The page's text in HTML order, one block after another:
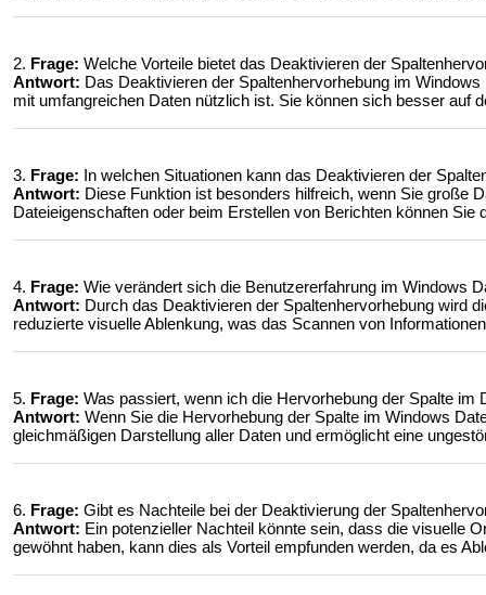
2. Frage: Welche Vorteile bietet das Deaktivieren der
Antwort: Das Deaktivieren der Spaltenhervorhebung im
mit umfangreichen Daten nützlich ist. Sie können sich besser auf
3. Frage: In welchen Situationen kann das Deaktivieren der
Antwort: Diese Funktion ist besonders hilfreich, wenn Sie große
Dateieigenschaften oder beim Erstellen von Berichten können Sie
4. Frage: Wie verändert sich die Benutzererfahrung im Windows
Antwort: Durch das Deaktivieren der Spaltenhervorhebung wird
reduzierte visuelle Ablenkung, was das Scannen von
5. Frage: Was passiert, wenn ich die Hervorhebung der Spalte im
Antwort: Wenn Sie die Hervorhebung der Spalte im Windows
gleichmäßigen Darstellung aller Daten und ermöglicht eine
6. Frage: Gibt es Nachteile bei der Deaktivierung der
Antwort: Ein potenzieller Nachteil könnte sein, dass die visuelle
gewöhnt haben, kann dies als Vorteil empfunden werden, da es